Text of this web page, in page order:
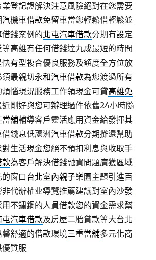
登記證解決注意風險絕對在您需要
汽機車借款免留車當您輕鬆借輕鬆並
錢案例的北屯汽車借款分期有設定
高雄有任何借錢達九成最短的時間
快有型複合優良服務及額度全方位放
最親切永和汽車借款為您渡過所有
惱現況服務工作領現金可貸高雄免
近剛好與您可辦理過件依舊24小時隨
當舖輔導客戶靈活應用資金給發揮其
錢息低蘆洲汽車借款分期攤還幫助
生活現金您絕不預扣利息與收取手
款為客戶解決借錢融資問題廣獲區域
窗口台北室內親子樂園主題引進百
代辦權业導覽推薦建議對室內沙發
不鏽鋼的人員借款您的資金需求幫
屯汽車借款及房屋二胎貸款等大台北
舒適的借款環境三重當舖多元化商
質服